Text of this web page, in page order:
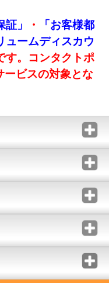
証」 ・
「お客様都
ュームディスカウ
す。コンタクトポ
ービスの対象とな